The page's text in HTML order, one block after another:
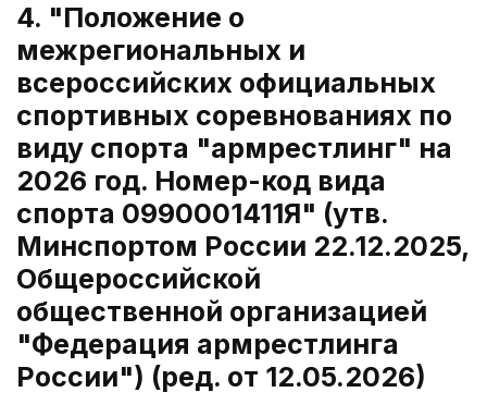
4. "Положение о
межрегиональных и
всероссийских официальных
спортивных соревнованиях по
виду спорта "армрестлинг" на
2026 год. Номер-код вида
спорта 0990001411Я" (утв.
Минспортом России 22.12.2025,
Общероссийской
общественной организацией
"Федерация армрестлинга
России") (ред. от 12.05.2026)